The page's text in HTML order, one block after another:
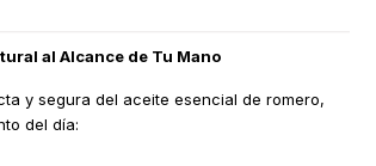
al Alcance de Tu Mano
y segura del aceite esencial de romero,
del día: